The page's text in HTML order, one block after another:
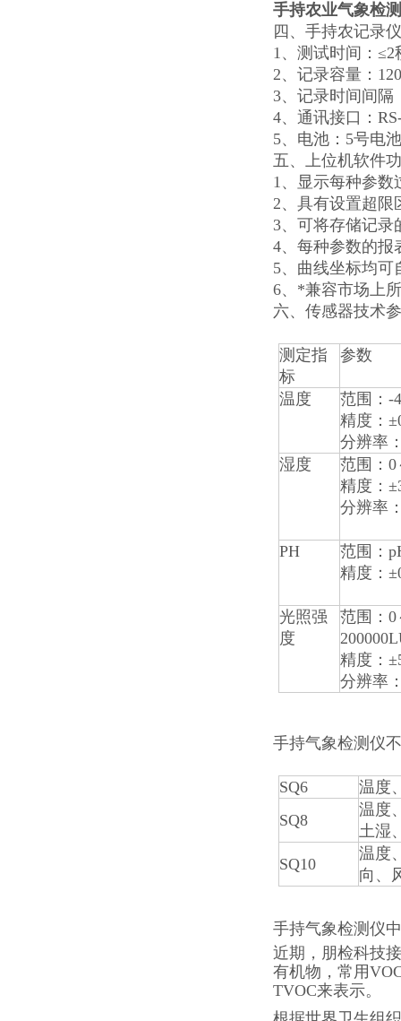
手持农业气象检
四、手持农记录
1、测试时间：≤2
2、记录容量：
3、记录时间间隔
4、通讯接口：
5、电池：5号电
五、上位机软件
1、显示每种参数
2、具有设置超限
3、可将存储记录
4、每种参数的报
5、曲线坐标均可
6、*兼容市场上
六、传感器技术
测定指
标
参数
温度
范围：
精度：
分辨率
湿度
范围：0
精度：
分辨率
PH
范围：
精度：
光照强
度
范围：0
精度：
分辨率
手持气象检测仪
SQ6
温度
SQ8
温度
土湿
SQ10
温度
向、
手持气象检测仪
近期，朋检科技
有机物，常用
TVOC来表示。